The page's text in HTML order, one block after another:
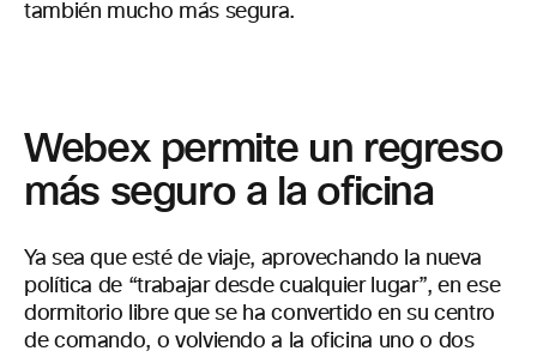
también mucho más segura.
Webex permite un regreso
más seguro a la oficina
Ya sea que esté de viaje, aprovechando la nueva
política de “trabajar desde cualquier lugar”, en ese
dormitorio libre que se ha convertido en su centro
de comando, o volviendo a la oficina uno o dos